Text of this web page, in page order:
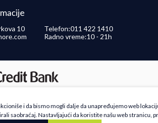
10 Telefon:011 422 1410
Radno vreme:10 - 21h
i samih cena, ali ne možemo garantovati da su sve
da su dostupni u svakom trenutku. Raspoloživost robe
Centra na 011 4221410
i da bismo mogli dalje da unapređujemo web
saobraćaj. Nastavljajući da koristite našu web stranicu,